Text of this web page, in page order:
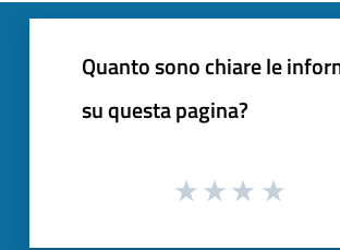
Quanto sono chiare le
su questa pagina?